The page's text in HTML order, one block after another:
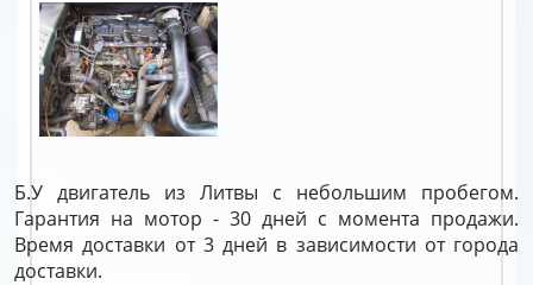
Б.У двигатель из Литвы с небольшим пробегом.
Гарантия на мотор - 30 дней с момента продажи.
Время доставки от 3 дней в зависимости от города
доставки.